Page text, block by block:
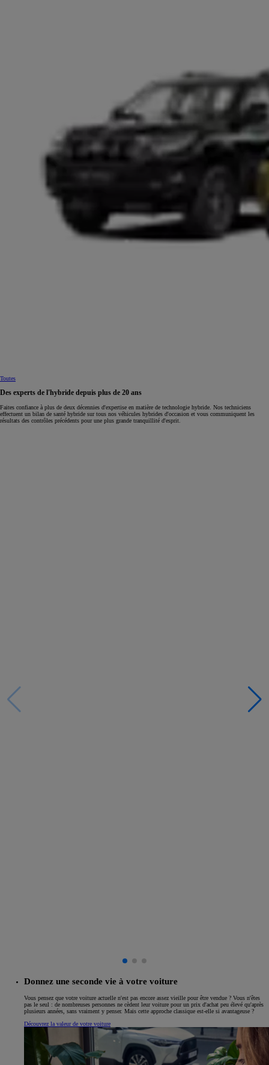
Toutes
Des experts de l'hybride depuis plus de 20 ans
Faites confiance à plus de deux décennies d'expertise en matière de technologie hybride. Nos techniciens
effectuent un bilan de santé hybride sur tous nos véhicules hybrides d'occasion et vous communiquent les
résultats des contrôles précédents pour une plus grande tranquillité d'esprit.
Donnez une seconde vie à votre voiture
Vous pensez que votre voiture actuelle n'est pas encore assez vieille pour être vendue ? Vous n'êtes
pas le seul : de nombreuses personnes ne cèdent leur voiture pour un prix d'achat peu élevé qu'après
plusieurs années, sans vraiment y penser. Mais cette approche classique est-elle si avantageuse ?
Découvrez la valeur de votre voiture